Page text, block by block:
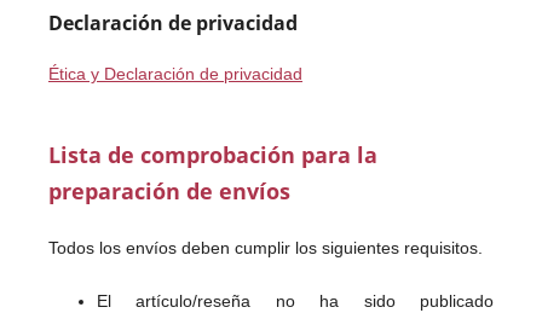
Declaración de privacidad
Ética y Declaración de privacidad
Lista de comprobación para la
preparación de envíos
Todos los envíos deben cumplir los siguientes requisitos.
El artículo/reseña no ha sido publicado